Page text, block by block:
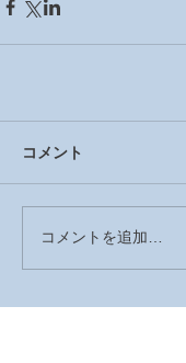
コメント
コメントを追加…